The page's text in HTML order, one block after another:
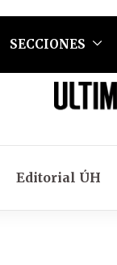
SECCIONES
Editorial ÚH